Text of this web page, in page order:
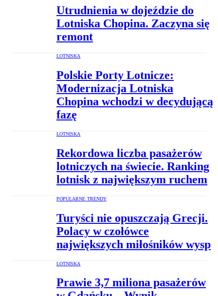
Utrudnienia w dojeździe do
Lotniska Chopina. Zaczyna się
remont
LOTNISKA
Polskie Porty Lotnicze:
Modernizacja Lotniska
Chopina wchodzi w decydującą
fazę
LOTNISKA
Rekordowa liczba pasażerów
lotniczych na świecie. Ranking
lotnisk z największym ruchem
POPULARNE TRENDY
Turyści nie opuszczają Grecji.
Polacy w czołówce
największych miłośników wysp
LOTNISKA
Prawie 3,7 miliona pasażerów